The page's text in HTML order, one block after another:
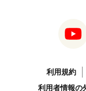
利用規約
利用者情報の